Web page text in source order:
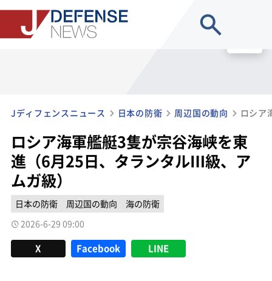
Jディフェンスニュース 日本の防衛 周辺国の動向
ロシア海軍艦艇3隻が宗谷海峡を東
進（6月25日、タランタルⅢ級、ア
ムガ級）
日本の防衛 周辺国の動向
海の防衛
2026-6-29 09:00
X Facebook LINE